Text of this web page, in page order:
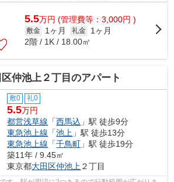
アパートです。...
5.5万円 (管理費等：3,000円 )
敷金 1ヶ月 礼金
1ヶ月
2階 / 1K / 18.00㎡
仲池上２丁目のアパート
敷0 礼0
5.5万円
都営浅草線 「西馬込 」駅 徒歩9分
東急池上線 「池上 」駅 徒歩13分
東急池上線 「千鳥町 」駅 徒歩19分
築11年 / 9.45㎡
東京都大田区仲池上 ２丁目